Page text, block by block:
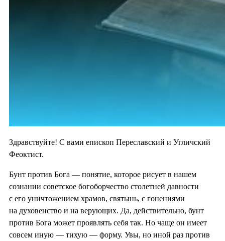
Здравствуйте! С вами епископ Переславский и Угличский
Феоктист.
Бунт против Бога — понятие, которое рисует в нашем
сознании советское богоборчество столетней давности
с его уничтожением храмов, святынь, с гонениями
на духовенство и на верующих. Да, действительно, бунт
против Бога может проявлять себя так. Но чаще он имеет
совсем иную — тихую — форму. Увы, но иной раз против